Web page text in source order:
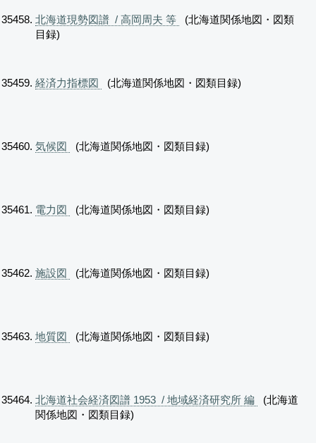
北海道現勢図譜 / 高岡周夫 等
(北海道関係地図・図類
目録)
経済力指標図 (北海道関係地図・図類目録)
気候図 (北海道関係地図・図類目録)
電力図 (北海道関係地図・図類目録)
施設図 (北海道関係地図・図類目録)
地質図 (北海道関係地図・図類目録)
北海道社会経済図譜 1953 / 地域経済研究所 編
(北海道
関係地図・図類目録)